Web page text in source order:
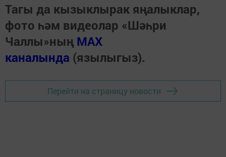
Тагы да кызыклырак яңалыклар,
фото һәм видеолар «Шәһри
Чаллы»ның MAX
каналында (язылыгыз).
Перейти на страницу новости